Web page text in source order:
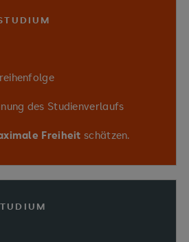
des Studienverlaufs
Freiheit schätzen.